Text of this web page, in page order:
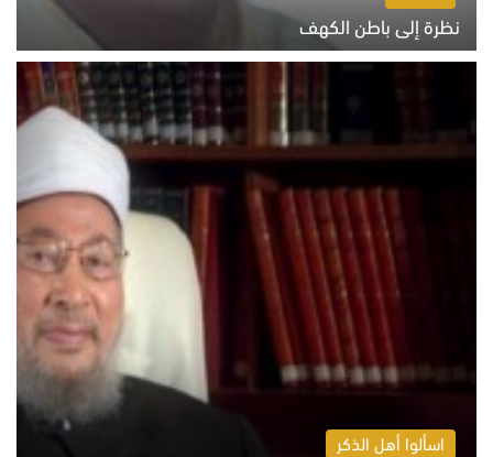
نظرة إلى باطن الكهف
السبت 8 أغسطس 2026 11:04 ص
اسألوا أهل الذكر